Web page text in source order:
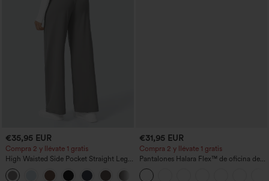
€35,95 EUR
Compra 2 y llévate 1 gratis
High Waisted Side Pocket Straight Leg
Work Pants
€31,95 EUR
Compra 2 y llévate 1 gratis
Pantalones Halara Flex™ de oficina de
tiro alto ligeramente acampanados con
bolsillos